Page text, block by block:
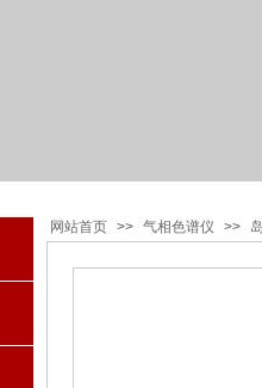
网站首页 >> 气相色谱仪 >>